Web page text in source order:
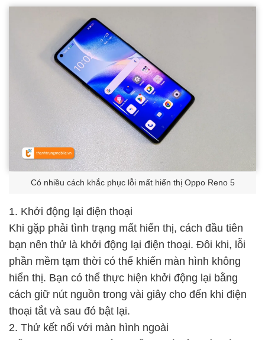
Có nhiều cách khắc phục lỗi mất hiển thị Oppo Reno 5
1. Khởi động lại điện thoại
Khi gặp phải tình trạng mất hiển thị, cách đầu tiên
bạn nên thử là khởi động lại điện thoại. Đôi khi, lỗi
phần mềm tạm thời có thể khiến màn hình không
hiển thị. Bạn có thể thực hiện khởi động lại bằng
cách giữ nút nguồn trong vài giây cho đến khi điện
thoại tắt và sau đó bật lại.
2. Thử kết nối với màn hình ngoài